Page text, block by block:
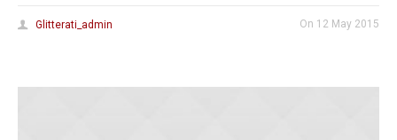
On 12 May 2015
Glitterati_admin